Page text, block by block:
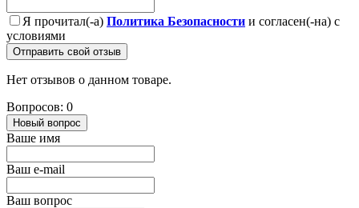
Я прочитал(-а) Политика Безопасности и согласен(-на) с
условиями
Отправить свой отзыв
Нет отзывов о данном товаре.
Вопросов: 0
Новый вопрос
Ваше имя
Ваш e-mail
Ваш вопрос